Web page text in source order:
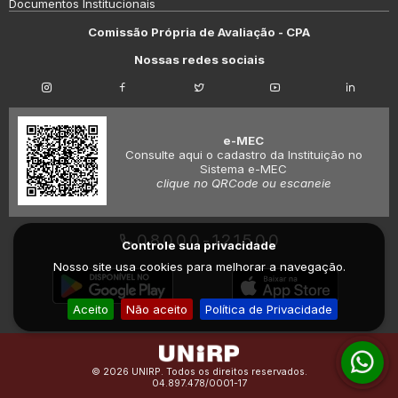
Controle sua privacidade
Nosso site usa cookies para melhorar a navegação.
Aceito Não aceito Política de Privacidade
Documentos Institucionais
Comissão Própria de Avaliação - CPA
Nossas redes sociais
e-MEC
Consulte aqui o cadastro da Instituição no
Sistema e-MEC
clique no QRCode ou escaneie
08000-121500
© 2026 UNIRP. Todos os direitos reservados.
04.897.478/0001-17